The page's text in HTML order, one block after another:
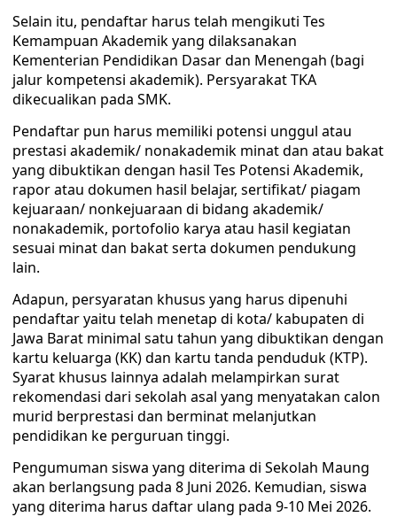
Selain itu, pendaftar harus telah mengikuti Tes
Kemampuan Akademik yang dilaksanakan
Kementerian Pendidikan Dasar dan Menengah (bagi
jalur kompetensi akademik). Persyarakat TKA
dikecualikan pada SMK.
Pendaftar pun harus memiliki potensi unggul atau
prestasi akademik/ nonakademik minat dan atau bakat
yang dibuktikan dengan hasil Tes Potensi Akademik,
rapor atau dokumen hasil belajar, sertifikat/ piagam
kejuaraan/ nonkejuaraan di bidang akademik/
nonakademik, portofolio karya atau hasil kegiatan
sesuai minat dan bakat serta dokumen pendukung
lain.
Adapun, persyaratan khusus yang harus dipenuhi
pendaftar yaitu telah menetap di kota/ kabupaten di
Jawa Barat minimal satu tahun yang dibuktikan dengan
kartu keluarga (KK) dan kartu tanda penduduk (KTP).
Syarat khusus lainnya adalah melampirkan surat
rekomendasi dari sekolah asal yang menyatakan calon
murid berprestasi dan berminat melanjutkan
pendidikan ke perguruan tinggi.
Pengumuman siswa yang diterima di Sekolah Maung
akan berlangsung pada 8 Juni 2026. Kemudian, siswa
yang diterima harus daftar ulang pada 9-10 Mei 2026.